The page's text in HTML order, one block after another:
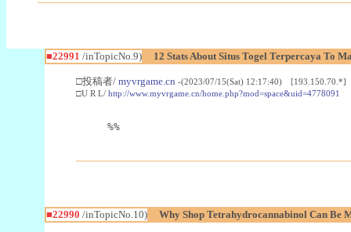
■22991 /inTopicNo.9) 12 Stats About Situs Togel Terpercaya To
□投稿者/ myvrgame.cn -(2023/07/15(Sat) 12:17:40) [193.150.70.*]
□U R L/ http://www.myvrgame.cn/home.php?mod=space&uid=4778091
%%
■22990 /inTopicNo.10) Why Shop Tetrahydrocannabinol Can Be